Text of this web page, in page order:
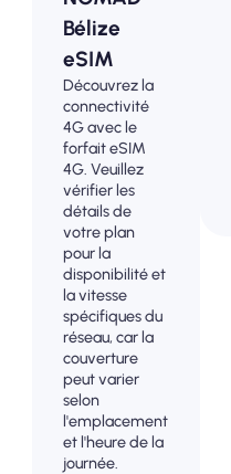
Bélize
eSIM
Découvrez la
connectivité
4G avec le
forfait eSIM
4G. Veuillez
vérifier les
détails de
votre plan
pour la
disponibilité et
la vitesse
spécifiques du
réseau, car la
couverture
peut varier
selon
l'emplacement
et l'heure de la
journée.